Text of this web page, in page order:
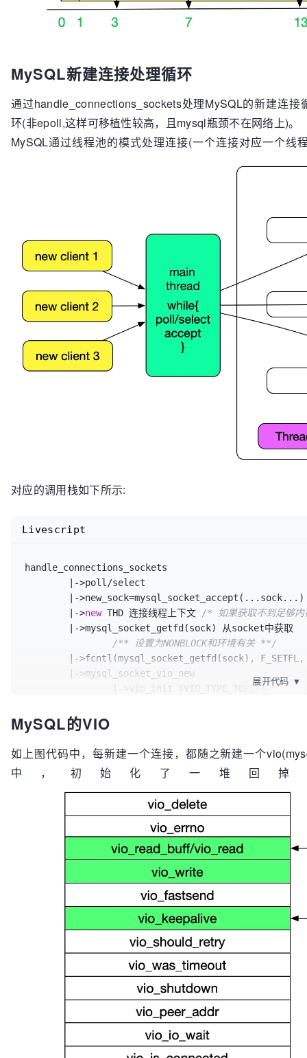
MySQL新建连接处理循环
通过handle_connections_sockets处理MySQL的新建连
环(非epoll,这样可移植性较高，且mysql瓶颈不在网络上)。
MySQL通过线程池的模式处理连接(一个连接对应一个线
对应的调用栈如下所示:
handle_connections_sockets
|-
	|->
new THD 连接线程上下文
/* 如果获取不到足够
/** 设置为NONBLOCK和环境有关 **/
			|->(vio->read=(flags & VIO_BUFFERED_READ) ?vio_read_buff
:vio_read;)
|->(vio->viokeepalive =
			|->.....
	|->mysql_net_init
	|->create_new_thread(thd)
		|->最大连接数限制
			|->首先看下线程池是否有空闲线程
|-
/** 这边的
			|->mysql_thread_create(...handle_one_connection...)
Livescript
展开代码 ▼
MySQL的VIO
如上图代码中，每新建一个连接，都随之新建一个
中，初始化了一堆回